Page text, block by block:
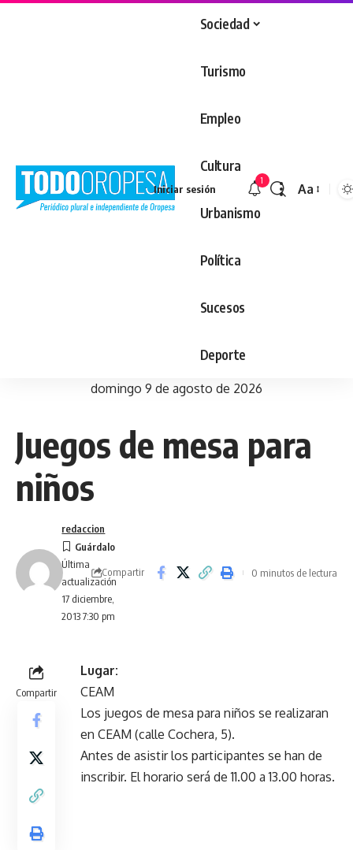
Sociedad
Turismo
Empleo
Cultura
Urbanismo
Política
Sucesos
Deporte
Iniciar sesión
1
Aa
domingo 9 de agosto de 2026
Juegos de mesa para
niños
Última
actualización
17 diciembre,
2013 7:30 pm
redaccion
Compartir 0 minutos de lectura
Compartir
Lugar:
CEAM
Los juegos de mesa para niños se realizaran
en CEAM (calle Cochera, 5).
Antes de asistir los participantes se han de
inscribir. El horario será de 11.00 a 13.00 horas.